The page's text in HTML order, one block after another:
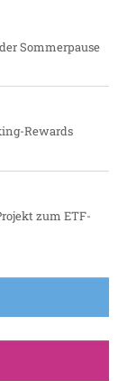
Sommerpause
Rewards
zum ETF-